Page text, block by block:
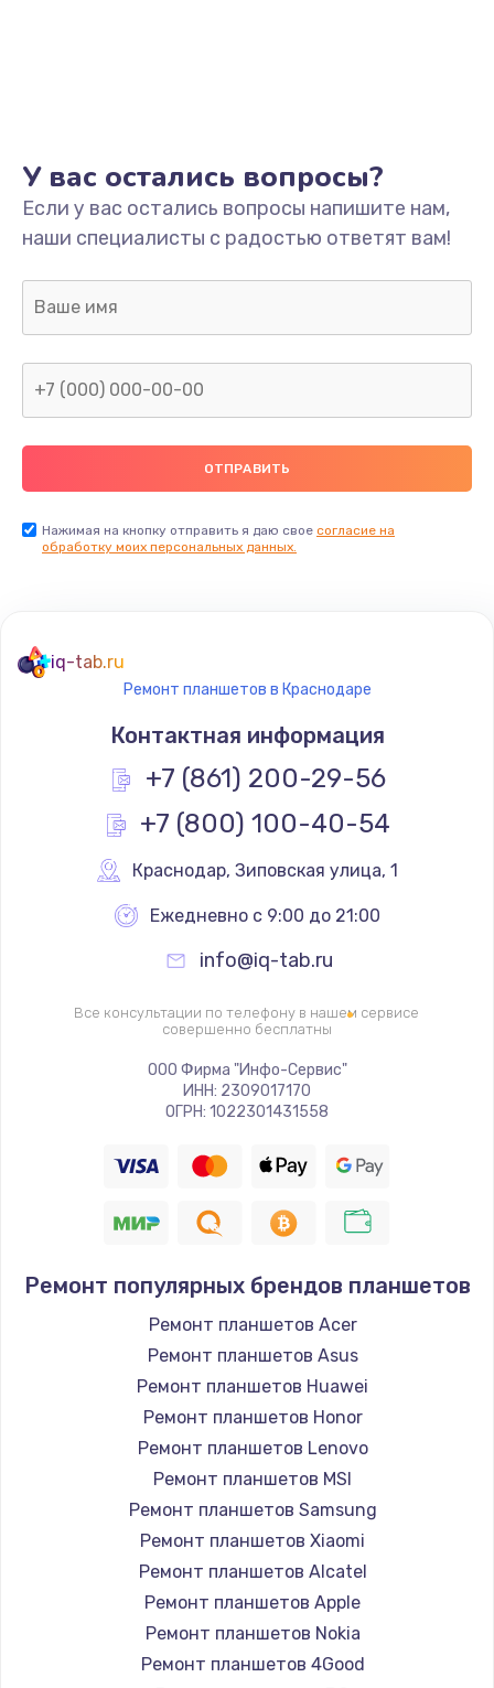
Ремонт микросхемы питания
1100 руб.
Заказать
Ремонт SIM-карты
550 руб.
Заказать
Замена NFC модуля
880 руб.
Заказать
Замена кнопки питания
Ремонт экрана
1100 руб.
Заказать
Ремонт мембраны
550 руб.
1100 руб.
Замена микросхемы управления
Заказать
Замена микросхемы NFC
Заказать
Заказать
У вас остались вопросы?
Если у вас остались вопросы напишите нам,
наши специалисты с радостью ответят вам!
Нажимая на кнопку отправить я даю свое согласие на
обработку моих персональных данных.
iq-tab.ru
Ремонт планшетов в Краснодаре
Контактная информация
+7 (861) 200-29-56
+7 (800) 100-40-54
Краснодар, Зиповская улица, 1
Ежедневно с 9:00 до 21:00
info@iq-tab.ru
Все консультации по телефону в нашем сервисе
совершенно бесплатны
ООО Фирма "Инфо-Сервис"
ИНН: 2309017170
ОГРН: 1022301431558
Ремонт популярных брендов планшетов
Ремонт планшетов Acer
Ремонт планшетов Asus
Ремонт планшетов Huawei
Ремонт планшетов Honor
Ремонт планшетов Lenovo
Ремонт планшетов MSI
Ремонт планшетов Samsung
Ремонт планшетов Xiaomi
Ремонт планшетов Alcatel
Ремонт планшетов Apple
Ремонт планшетов Nokia
Ремонт планшетов 4Good